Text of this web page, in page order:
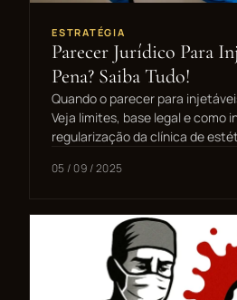
ESTRATÉGIA
Parecer Jurídico Para
Pena? Saiba Tudo!
Quando o parecer para
Veja limites, base legal e como
regularização da clínica de
05 / 09 / 2025